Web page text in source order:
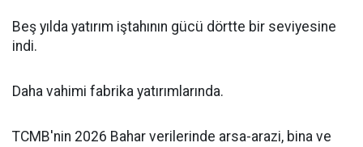
Beş yılda yatırım iştahının gücü dörtte bir seviyesine
indi.
Daha vahimi fabrika yatırımlarında.
TCMB'nin 2026 Bahar verilerinde arsa-arazi, bina ve